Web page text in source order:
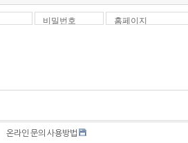
비밀번호 홈페이지
온라인 문의 사용방법